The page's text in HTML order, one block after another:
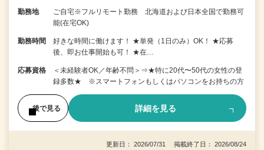
勤務地
ご自宅※フルリモート勤務 北海道および日本全国で勤務可
能(在宅OK)
勤務時間
好きな時間に働けます！ ★単発（1日のみ）OK！ ★応募
後、即お仕事開始も可！ ★在…
応募資格
＜未経験者OK／年齢不問＞⇒★特に20代〜50代の女性の登
録多数★ ※スマートフォンもしくはパソコンをお持ちの方
後で見る 詳細を見る
更新日： 2026/07/31 掲載終了日： 2026/08/24